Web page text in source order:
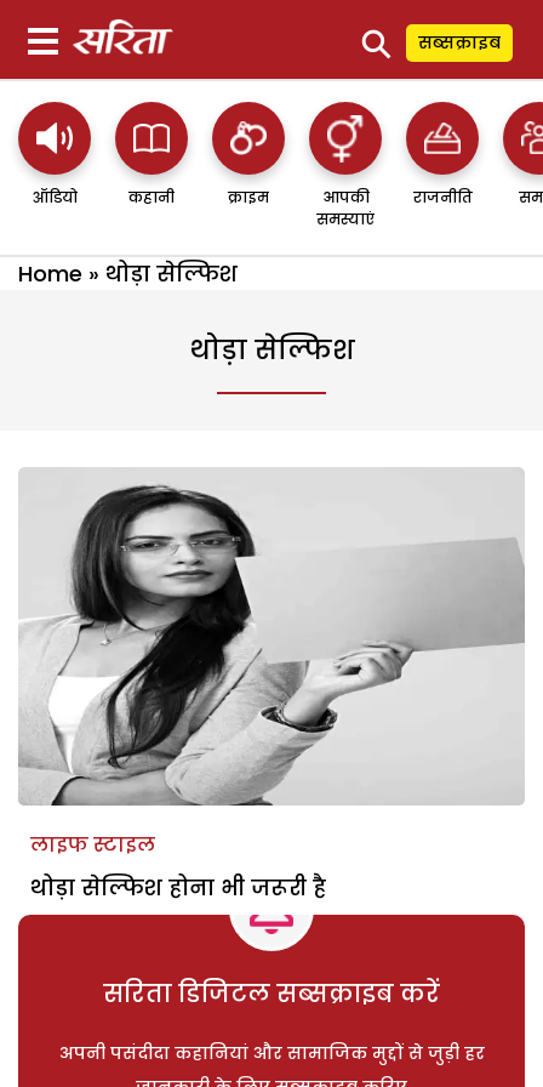
⚲ सब्सक्राइब
ऑडियो कहानी क्राइम
आपकी
समस्याएं
राजनीति
Home » थोड़ा सेल्फिश
थोड़ा सेल्फिश
लाइफ स्टाइल
थोड़ा सेल्फिश होना भी जरूरी है
सरिता डिजिटल सब्सक्राइब करें
अपनी पसंदीदा कहानियां और सामाजिक मुद्दों से जुड़ी हर